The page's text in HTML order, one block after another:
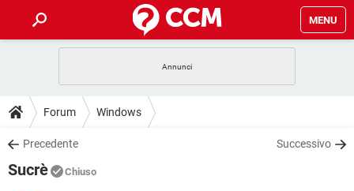
MENU
INTRATTENIMENTO
iOS
INSTAGRAM
GUIDE
COVID-19
DOWNLOAD
COVID-19
Forum Windows
Precedente Successivo
Sucrè Chiuso